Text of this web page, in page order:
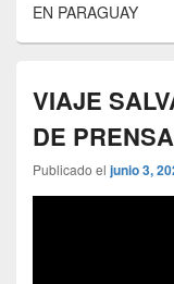
EN PARAGUAY
VIAJE
DE
Publicado el junio 3,